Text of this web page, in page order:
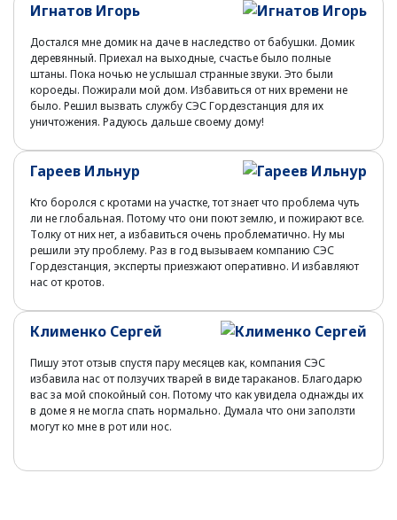
Игнатов Игорь
Достался мне домик на даче в наследство от бабушки. Домик
деревянный. Приехал на выходные, счастье было полные
штаны. Пока ночью не услышал странные звуки. Это были
короеды. Пожирали мой дом. Избавиться от них времени не
было. Решил вызвать службу СЭС Гордезстанция для их
уничтожения. Радуюсь дальше своему дому!
Гареев Ильнур
Кто боролся с кротами на участке, тот знает что проблема чуть
ли не глобальная. Потому что они поют землю, и пожирают все.
Толку от них нет, а избавиться очень проблематично. Ну мы
решили эту проблему. Раз в год вызываем компанию СЭС
Гордезстанция, эксперты приезжают оперативно. И избавляют
нас от кротов.
Клименко Сергей
Пишу этот отзыв спустя пару месяцев как, компания СЭС
избавила нас от ползучих тварей в виде тараканов. Благодарю
вас за мой спокойный сон. Потому что как увидела однажды их
в доме я не могла спать нормально. Думала что они заползти
могут ко мне в рот или нос.